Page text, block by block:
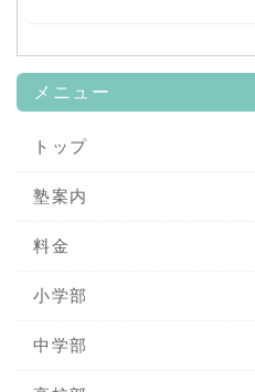
メニュー
トップ
塾案内
料金
小学部
中学部